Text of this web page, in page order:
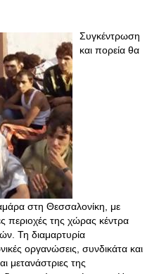
Συγκέντρωση
και πορεία θα
στη Θεσσαλονίκη, με
περιοχές της χώρας κέντρα
Τη διαμαρτυρία
οργανώσεις, συνδικάτα και
μετανάστριες της